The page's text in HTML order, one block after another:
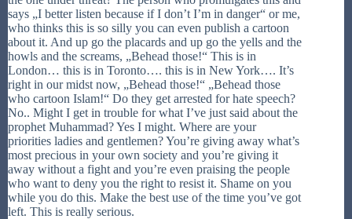
says „I better listen because if I don’t I’m in danger“ or me,
who thinks this is so silly you can even publish a cartoon
about it. And up go the placards and up go the yells and the
howls and the screams, „Behead those!“ This is in
London… this is in Toronto…. this is in New York…. It’s
right in our midst now, „Behead those!“ „Behead those
who cartoon Islam!“ Do they get arrested for hate speech?
No.. Might I get in trouble for what I’ve just said about the
prophet Muhammad? Yes I might. Where are your
priorities ladies and gentlemen? You’re giving away what’s
most precious in your own society and you’re giving it
away without a fight and you’re even praising the people
who want to deny you the right to resist it. Shame on you
while you do this. Make the best use of the time you’ve got
left. This is really serious.